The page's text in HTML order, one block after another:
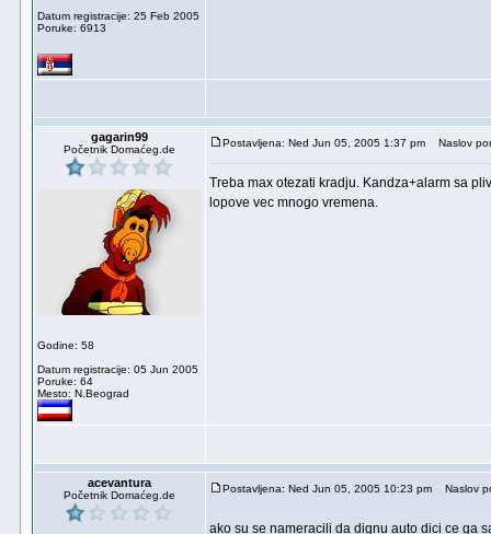
Datum registracije: 25 Feb 2005
Poruke: 6913
gagarin99
Početnik Domaćeg.de
Godine: 58
Datum registracije: 05 Jun 2005
Poruke: 64
Mesto: N.Beograd
Postavljena: Ned Jun 05, 2005 1:37 pm Naslov
Treba max otezati kradju. Kandza+alarm sa
lopove vec mnogo vremena.
acevantura
Početnik Domaćeg.de
Postavljena: Ned Jun 05, 2005 10:23 pm Naslov
ako su se nameracili da dignu auto dici ce ga